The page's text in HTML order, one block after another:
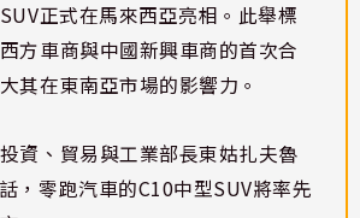
正式在馬來西亞亮相。此舉標
方車商與中國新興車商的首次合
其在東南亞市場的影響力。
資、貿易與工業部長東姑扎夫魯
，零跑汽車的C10中型SUV將率先